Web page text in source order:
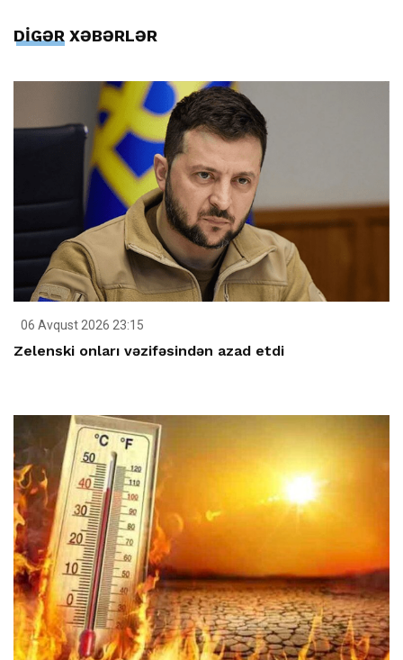
DİGƏR XƏBƏRLƏR
06 Avqust 2026 23:15
Zelenski onları vəzifəsindən azad etdi